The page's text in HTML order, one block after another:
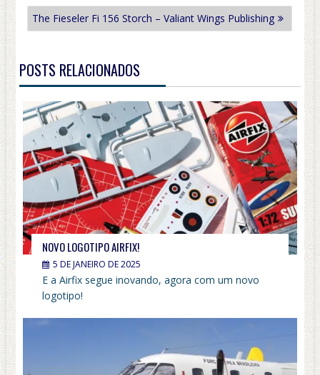
POST
The Fieseler Fi 156 Storch – Valiant Wings Publishing
POSTS RELACIONADOS
NOVO LOGOTIPO AIRFIX!
5 DE JANEIRO DE 2025
E a Airfix segue inovando, agora com um novo
logotipo!